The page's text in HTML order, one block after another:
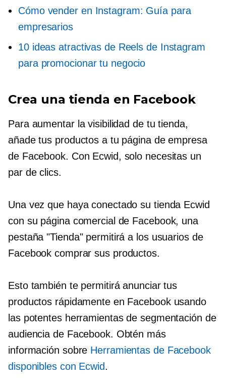
Cómo vender en Instagram: Guía para
empresarios
10 ideas atractivas de Reels de Instagram
para promocionar tu negocio
Crea una tienda en Facebook
Para aumentar la visibilidad de tu tienda,
añade tus productos a tu página de empresa
de Facebook. Con Ecwid, solo necesitas un
par de clics.
Una vez que haya conectado su tienda Ecwid
con su página comercial de Facebook, una
pestaña "Tienda" permitirá a los usuarios de
Facebook comprar sus productos.
Esto también te permitirá anunciar tus
productos rápidamente en Facebook usando
las potentes herramientas de segmentación de
audiencia de Facebook. Obtén más
información sobre Herramientas de Facebook
disponibles con Ecwid.